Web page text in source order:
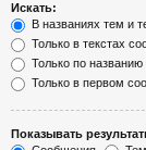
Искать:
В названиях тем и
Только в текстах
Только по
Только в первом
Показывать